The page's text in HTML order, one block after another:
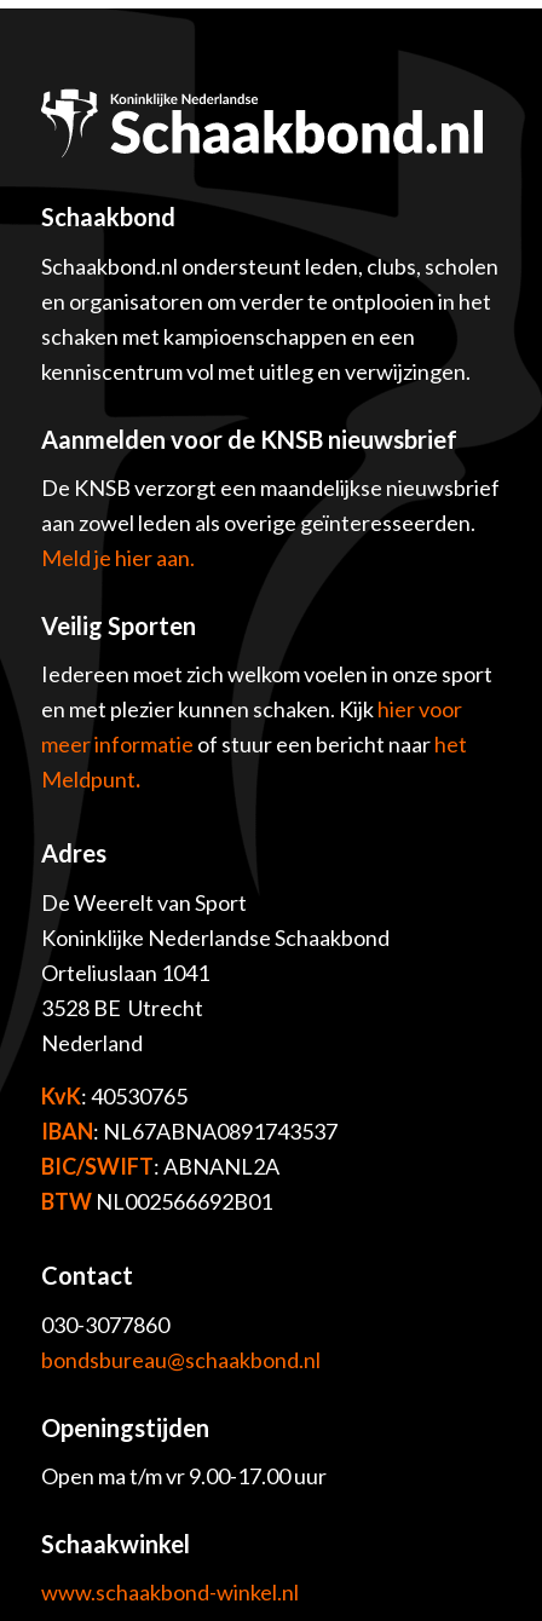
Schaakbond
Schaakbond.nl ondersteunt leden, clubs, scholen
en organisatoren om verder te ontplooien in het
schaken met kampioenschappen en een
kenniscentrum vol met uitleg en verwijzingen.
Aanmelden voor de KNSB nieuwsbrief
De KNSB verzorgt een maandelijkse nieuwsbrief
aan zowel leden als overige geïnteresseerden.
Meld je hier aan.
Veilig Sporten
Iedereen moet zich welkom voelen in onze sport
en met plezier kunnen schaken. Kijkhier voor
meer informatie of stuur een bericht naarhet
Meldpunt.
Adres
De Weerelt van Sport
Koninklijke Nederlandse Schaakbond
Orteliuslaan 1041
3528 BE Utrecht
Nederland
KvK: 40530765
IBAN: NL67ABNA0891743537
BIC/SWIFT: ABNANL2A
BTWNL002566692B01
Contact
030-3077860
bondsbureau@schaakbond.nl
Openingstijden
Open ma t/m vr 9.00-17.00 uur
Schaakwinkel
www.schaakbond-winkel.nl